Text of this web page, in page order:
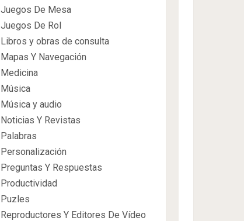
Juegos De Mesa
Juegos De Rol
Libros y obras de consulta
Mapas Y Navegación
Medicina
Música
Música y audio
Noticias Y Revistas
Palabras
Personalización
Preguntas Y Respuestas
Productividad
Puzles
Reproductores Y Editores De Vídeo